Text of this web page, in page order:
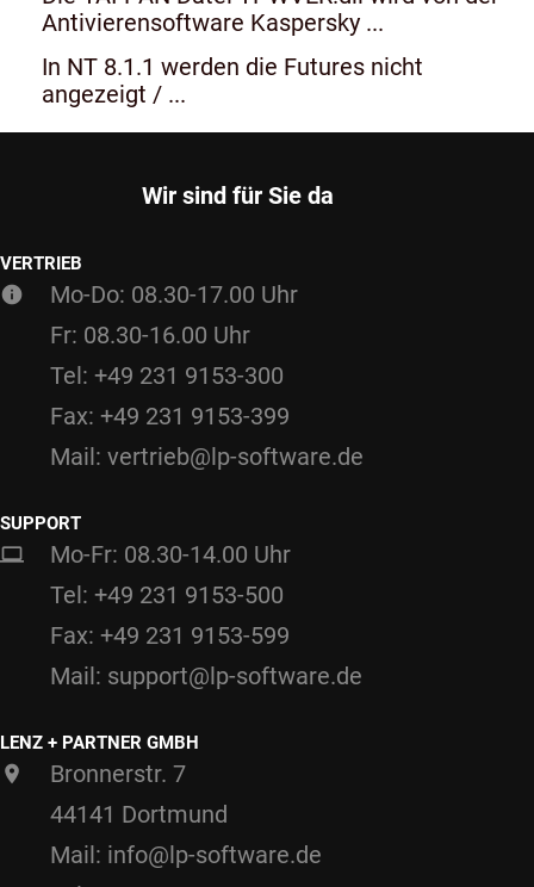
Antivierensoftware Kaspersky ...
In NT 8.1.1 werden die Futures nicht
angezeigt / ...
Wir sind für Sie da
VERTRIEB
Mo-Do: 08.30-17.00 Uhr
Fr: 08.30-16.00 Uhr
Tel: +49 231 9153-300
Fax: +49 231 9153-399
Mail: vertrieb@lp-software.de
SUPPORT
Mo-Fr: 08.30-14.00 Uhr
Tel: +49 231 9153-500
Fax: +49 231 9153-599
Mail: support@lp-software.de
LENZ + PARTNER GMBH
Bronnerstr. 7
44141 Dortmund
Mail: info@lp-software.de